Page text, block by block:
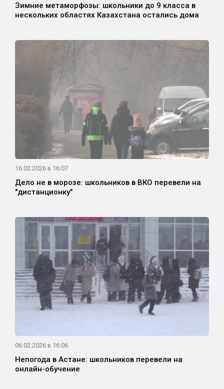
Зимние метаморфозы: школьники до 9 класса в
нескольких областях Казахстана остались дома
16.02.2026 в 16:07
Дело не в морозе: школьников в ВКО перевели на
"дистанционку"
06.02.2026 в 16:06
Непогода в Астане: школьников перевели на
онлайн-обучение